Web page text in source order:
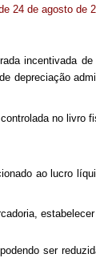
24 de agosto de
incentivada
depreciação
no livro
ao lucro
ser